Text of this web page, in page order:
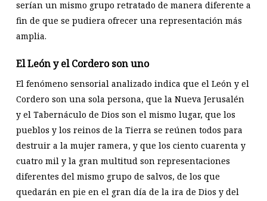
serían un mismo grupo retratado de manera diferente a
fin de que se pudiera ofrecer una representación más
amplia.
El León y el Cordero son uno
El fenómeno sensorial analizado indica que el León y el
Cordero son una sola persona, que la Nueva Jerusalén
y el Tabernáculo de Dios son el mismo lugar, que los
pueblos y los reinos de la Tierra se reúnen todos para
destruir a la mujer ramera, y que los ciento cuarenta y
cuatro mil y la gran multitud son representaciones
diferentes del mismo grupo de salvos, de los que
quedarán en pie en el gran día de la ira de Dios y del